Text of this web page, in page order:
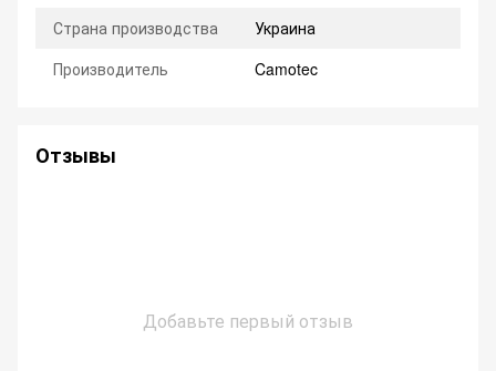
Страна производства
Украина
Производитель
Camotec
Отзывы
Добавьте первый отзыв